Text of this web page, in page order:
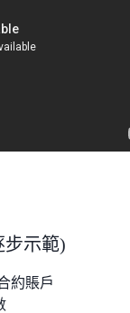
步示範)
約賬戶